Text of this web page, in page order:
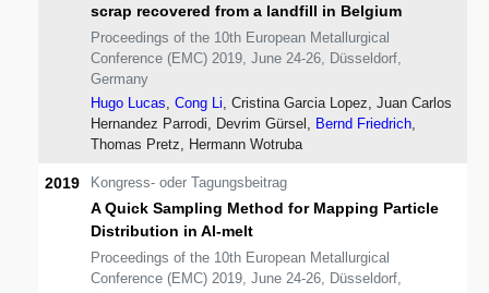
scrap recovered from a landfill in Belgium
Proceedings of the 10th European Metallurgical
Conference (EMC) 2019, June 24-26, Düsseldorf,
Germany
Hugo Lucas ,Cong Li , Cristina Garcia Lopez, Juan Carlos
Hernandez Parrodi, Devrim Gürsel,
Bernd Friedrich
Thomas Pretz, Hermann Wotruba
2019 Kongress- oder Tagungsbeitrag
A Quick Sampling Method for Mapping Particle
Distribution in Al-melt
Proceedings of the 10th European Metallurgical
Conference (EMC) 2019, June 24-26, Düsseldorf,